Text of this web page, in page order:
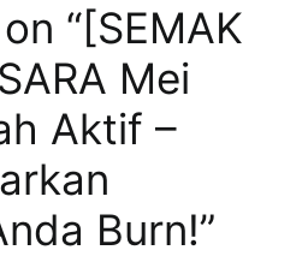
“[SEMAK
Mei
Aktif –
Burn!”